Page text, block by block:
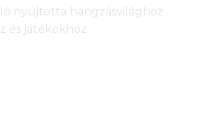
nyújtotta hangzásvilághoz
és játékokhoz.